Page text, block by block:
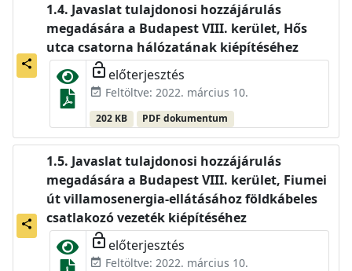
share
Javaslat tulajdonosi hozzájárulás
megadására a Budapest VIII. kerület, Hős
utca csatorna hálózatának kiépítéséhez
lock_open előterjesztés
event_available Feltöltve: 2022. március 10.
202 KB PDF dokumentum
share
Javaslat tulajdonosi hozzájárulás
megadására a Budapest VIII. kerület, Fiumei
út villamosenergia-ellátásához földkábeles
csatlakozó vezeték kiépítéséhez
lock_open előterjesztés
event_available Feltöltve: 2022. március 10.